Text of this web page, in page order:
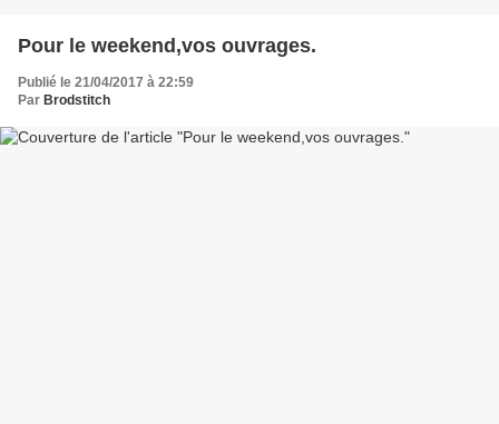
Pour le weekend,vos ouvrages.
Publié le 21/04/2017 à 22:59
Par Brodstitch